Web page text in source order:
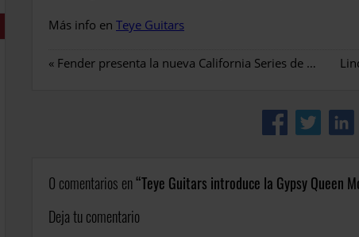
Más info en Teye Guitars
« Fender presenta la nueva California Series de acústicas
0 comentarios en Teye Guitars introduce la Gypsy Queen
Deja tu comentario